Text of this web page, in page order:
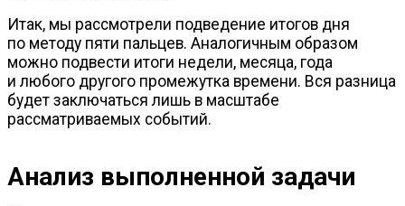
Итак, мы рассмотрели подведение итогов дня
по методу пяти пальцев. Аналогичным образом
можно подвести итоги недели, месяца, года
и любого другого промежутка времени. Вся разница
будет заключаться лишь в масштабе
рассматриваемых событий.
Анализ выполненной задачи